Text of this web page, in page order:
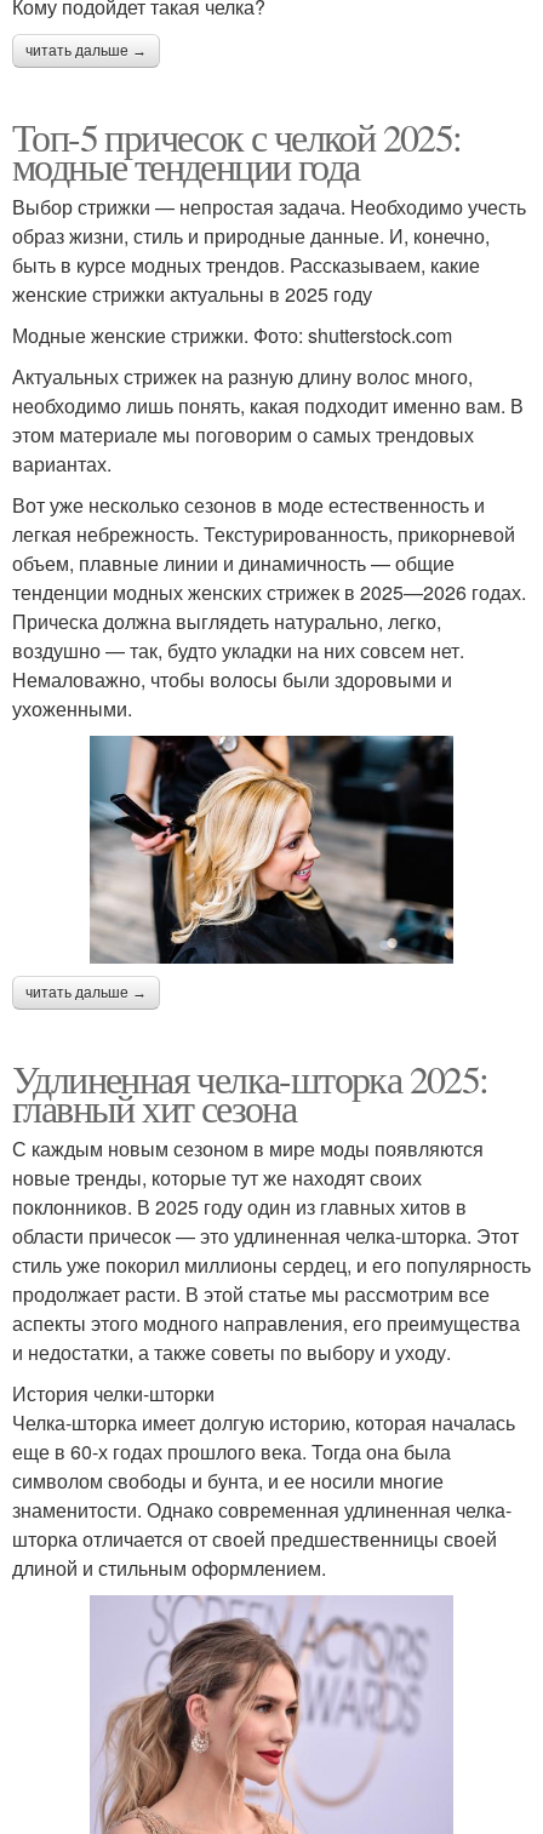
Кому подойдет такая челка?
читать дальше →
Топ-5 причесок с челкой 2025:
модные тенденции года
Выбор стрижки — непростая задача. Необходимо учесть
образ жизни, стиль и природные данные. И, конечно,
быть в курсе модных трендов. Рассказываем, какие
женские стрижки актуальны в 2025 году
Модные женские стрижки. Фото: shutterstock.com
Актуальных стрижек на разную длину волос много,
необходимо лишь понять, какая подходит именно вам. В
этом материале мы поговорим о самых трендовых
вариантах.
Вот уже несколько сезонов в моде естественность и
легкая небрежность. Текстурированность, прикорневой
объем, плавные линии и динамичность — общие
тенденции модных женских стрижек в 2025—2026 годах.
Прическа должна выглядеть натурально, легко,
воздушно — так, будто укладки на них совсем нет.
Немаловажно, чтобы волосы были здоровыми и
ухоженными.
читать дальше →
Удлиненная челка-шторка 2025:
главный хит сезона
С каждым новым сезоном в мире моды появляются
новые тренды, которые тут же находят своих
поклонников. В 2025 году один из главных хитов в
области причесок — это удлиненная челка-шторка. Этот
стиль уже покорил миллионы сердец, и его популярность
продолжает расти. В этой статье мы рассмотрим все
аспекты этого модного направления, его преимущества
и недостатки, а также советы по выбору и уходу.
История челки-шторки
Челка-шторка имеет долгую историю, которая началась
еще в 60-х годах прошлого века. Тогда она была
символом свободы и бунта, и ее носили многие
знаменитости. Однако современная удлиненная челка-
шторка отличается от своей предшественницы своей
длиной и стильным оформлением.